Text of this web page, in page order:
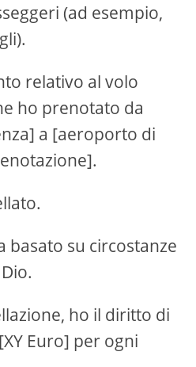
(ad esempio,
relativo al volo
ho prenotato da
a [aeroporto di
basato su circostanze
ho il diritto di
Euro] per ogni